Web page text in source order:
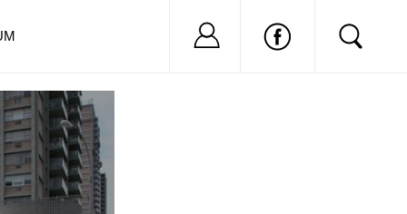
Nu ai cont?